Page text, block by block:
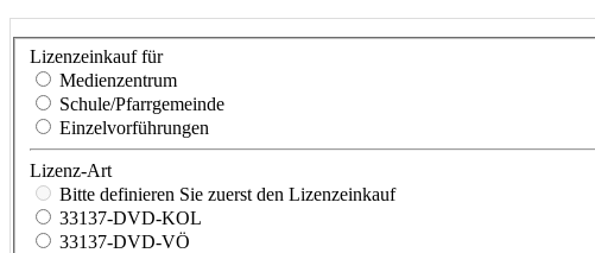
Lizenzeinkauf für
Medienzentrum
Schule/Pfarrgemeinde
Einzelvorführungen
Lizenz-Art
Bitte definieren Sie zuerst den Lizenzeinkauf
33137-DVD-KOL
33137-DVD-VÖ